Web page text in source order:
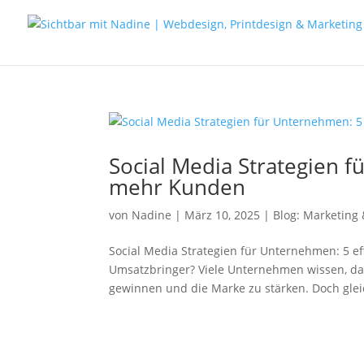
Social Media Strategien
mehr Kunden
von Nadine | März 10, 2025 | Blog: Marketing
Social Media Strategien für Unternehmen: 5
Umsatzbringer? Viele Unternehmen wissen,
gewinnen und die Marke zu stärken. Doch